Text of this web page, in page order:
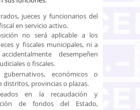
jueces y funcionarios del
en servicio activo.
no será aplicable a los
y fiscales municipales, ni a
desempeñen
o fiscales.
económicos o
distritos, provincias o plazas.
en la recaudación y
de fondos del Estado,